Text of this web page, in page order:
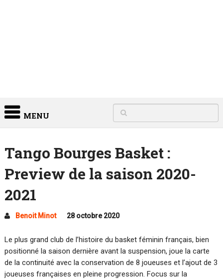
MENU
Tango Bourges Basket :
Preview de la saison 2020-
2021
Benoit Minot 28 octobre 2020
Le plus grand club de l’histoire du basket féminin français, bien
positionné la saison dernière avant la suspension, joue la carte
de la continuité avec la conservation de 8 joueuses et l’ajout de 3
joueuses françaises en pleine progression. Focus sur la